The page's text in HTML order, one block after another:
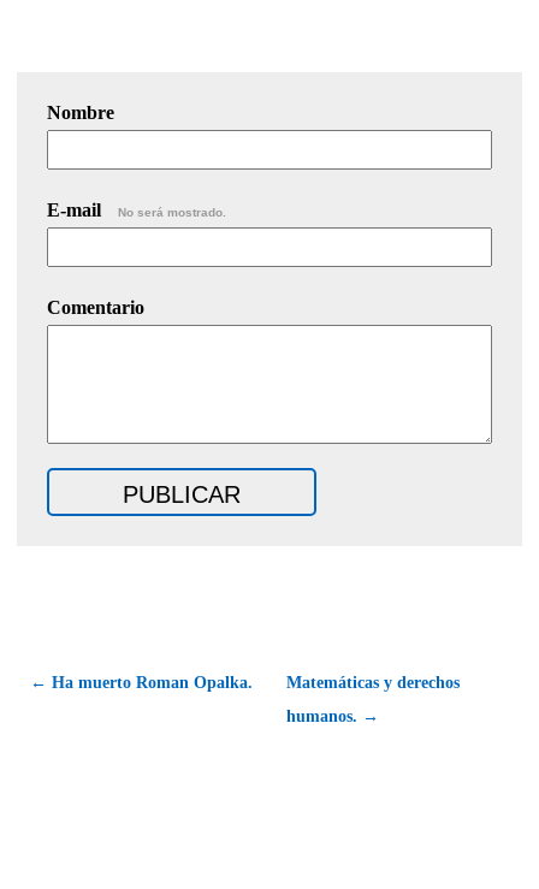
Nombre
E-mail No será mostrado.
Comentario
← Ha muerto Roman Opalka.
Matemáticas y derechos
humanos. →